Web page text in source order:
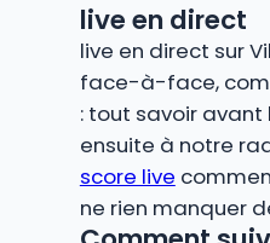
live en direct
live en direct sur
face-à-face,
: tout savoir avant
ensuite à notre
score live
ne rien manquer